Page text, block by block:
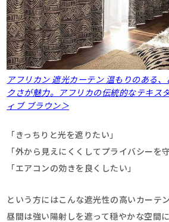
アフリカン 遮光カーテン 温もりのある
クさが魅力。アフリカの伝統的なテキス
ィブ ブラウン＞
「きっちりと光を遮りたい」
「外から見えにくくしてプライバシーを
「エアコンの効きを良くしたい」
という方にはこんな遮光性の高いカーテ
昼間は強い陽射しを遮って穏やかな空間